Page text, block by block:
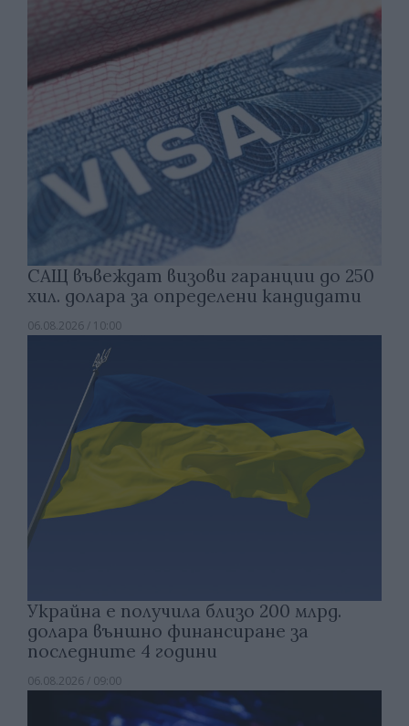
САЩ въвеждат визови гаранции до 250
хил. долара за определени кандидати
06.08.2026 / 10:00
Украйна е получила близо 200 млрд.
долара външно финансиране за
последните 4 години
06.08.2026 / 09:00